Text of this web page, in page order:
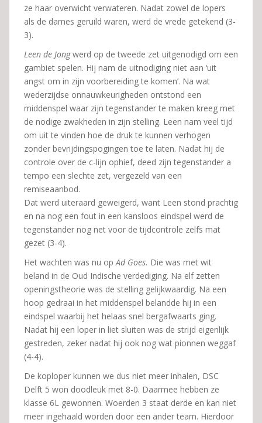
ze haar overwicht verwateren. Nadat zowel de lopers
als de dames geruild waren, werd de vrede getekend (3-
3).
Leen de Jongwerd op de tweede zet uitgenodigd om een
gambiet spelen. Hij nam de uitnodiging niet aan ‘uit
angst om in zijn voorbereiding te komen’. Na wat
wederzijdse onnauwkeurigheden ontstond een
middenspel waar zijn tegenstander te maken kreeg met
de nodige zwakheden in zijn stelling. Leen nam veel tijd
om uit te vinden hoe de druk te kunnen verhogen
zonder bevrijdingspogingen toe te laten. Nadat hij de
controle over de c-lijn ophief, deed zijn tegenstander a
tempo een slechte zet, vergezeld van een
remiseaanbod.
Dat werd uiteraard geweigerd, want Leen stond prachtig
en na nog een fout in een kansloos eindspel werd de
tegenstander nog net voor de tijdcontrole zelfs mat
gezet (3-4).
Het wachten was nu opAd Goes. Die was met wit
beland in de Oud Indische verdediging. Na elf zetten
openingstheorie was de stelling gelijkwaardig. Na een
hoop gedraai in het middenspel belandde hij in een
eindspel waarbij het helaas snel bergafwaarts ging.
Nadat hij een loper in liet sluiten was de strijd eigenlijk
gestreden, zeker nadat hij ook nog wat pionnen weggaf
(4-4).
De koploper kunnen we dus niet meer inhalen, DSC
Delft 5 won doodleuk met 8-0. Daarmee hebben ze
klasse 6L gewonnen. Woerden 3 staat derde en kan niet
meer ingehaald worden door een ander team. Hierdoor